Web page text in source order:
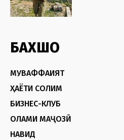
БАХШҲО
МУВАФФАҚИЯТ
ҲАЁТИ СОЛИМ
БИЗНЕС-КЛУБ
ОЛАМИ МАҶОЗӢ
НАВИД